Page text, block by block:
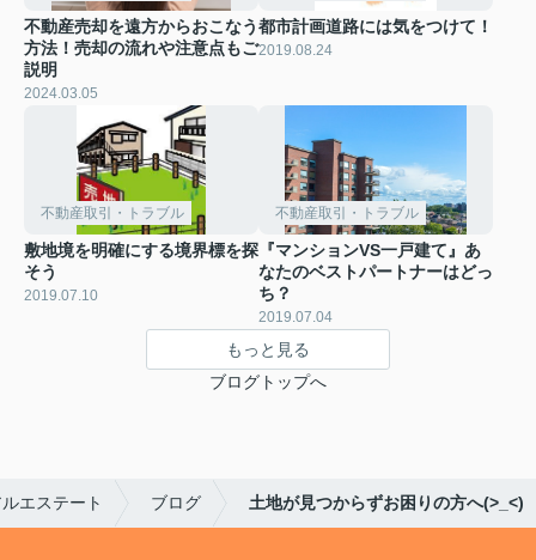
不動産売却を遠方からおこなう
方法！売却の流れや注意点もご
説明
2024.03.05
都市計画道路には気をつけて！
2019.08.24
不動産取引・トラブル
敷地境を明確にする境界標を探
そう
2019.07.10
不動産取引・トラブル
『マンションVS一戸建て』あ
なたのベストパートナーはどっ
ち？
2019.07.04
もっと見る
ブログトップへ
エステート ブログ 土地が見つからずお困りの方へ(>_<)